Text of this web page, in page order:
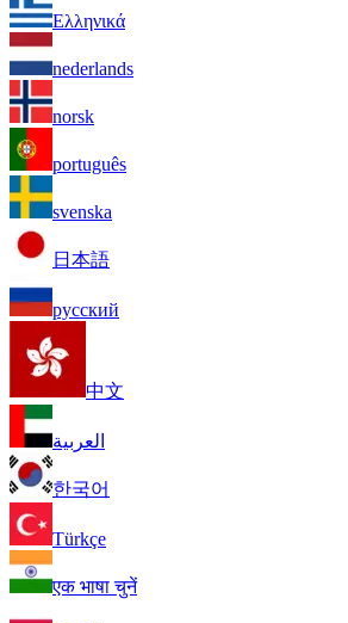
Ελληνικά
nederlands
norsk
português
svenska
日本語
русский
中文
العربية
한국어
Türkçe
एक भाषा चुनें